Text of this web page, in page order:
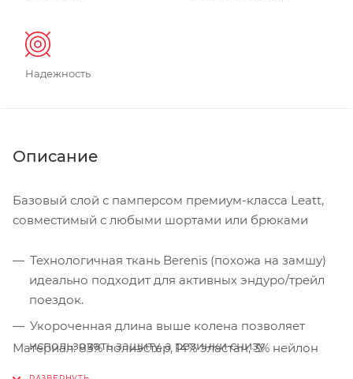
Надежность
Описание
Базовый слой с памперсом премиум-класса Leatt,
совместимый с любыми шортами или брюками
Технологичная ткань Berenis (похожа на замшу)
идеально подходит для активных эндуро/трейл
поездок.
Укороченная длина выше колена позволяет
использовать защиту, а резинки снизу
Материал: 83% полиэстер, 14% эластан, 3% нейлон